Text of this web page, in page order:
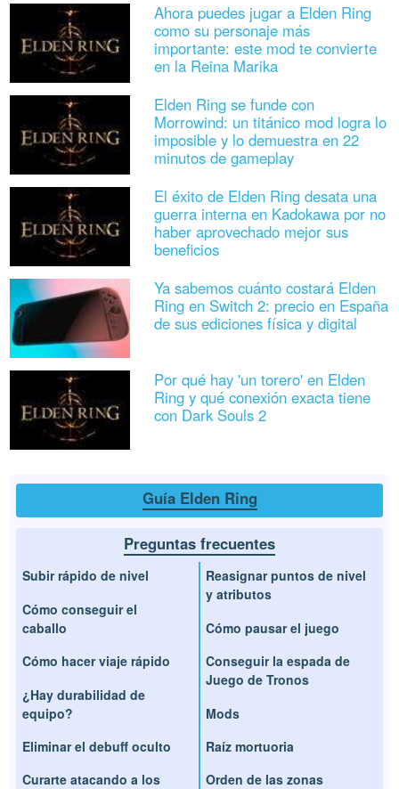
Ahora puedes jugar a Elden Ring
como su personaje más
importante: este mod te convierte
en la Reina Marika
Elden Ring se funde con
Morrowind: un titánico mod logra lo
imposible y lo demuestra en 22
minutos de gameplay
El éxito de Elden Ring desata una
guerra interna en Kadokawa por no
haber aprovechado mejor sus
beneficios
Ya sabemos cuánto costará Elden
Ring en Switch 2: precio en España
de sus ediciones física y digital
Por qué hay 'un torero' en Elden
Ring y qué conexión exacta tiene
con Dark Souls 2
Guía Elden Ring
Preguntas frecuentes
Subir rápido de nivel
Cómo conseguir el
caballo
Cómo hacer viaje rápido
¿Hay durabilidad de
equipo?
Eliminar el debuff oculto
Curarte atacando a los
Reasignar puntos de nivel
y atributos
Cómo pausar el juego
Conseguir la espada de
Juego de Tronos
Mods
Raíz mortuoria
Orden de las zonas